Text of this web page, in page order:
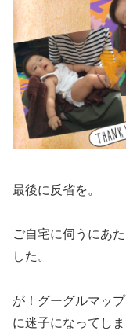
最後に反省を。
ご自宅に伺うにあ
した。
が！グーグルマッ
に迷子になってし